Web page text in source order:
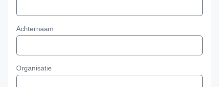
Achternaam
Organisatie